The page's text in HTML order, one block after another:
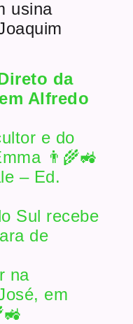
usina
da
Alfredo
e do
👨‍🌾🚜
– Ed.
Sul recebe
de
na
em